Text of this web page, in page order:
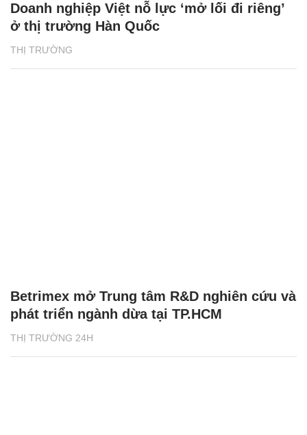
THỊ TRƯỜNG
Doanh nghiệp Việt nỗ lực ‘mở lối đi riêng’
ở thị trường Hàn Quốc
THỊ TRƯỜNG 24H
Betrimex mở Trung tâm R&D nghiên cứu và
phát triển ngành dừa tại TP.HCM